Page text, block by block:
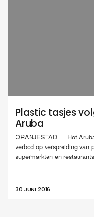
Plastic tasjes
Aruba
ORANJESTAD — Het
verbod op verspreiding van
supermarkten en
30 JUNI 2016